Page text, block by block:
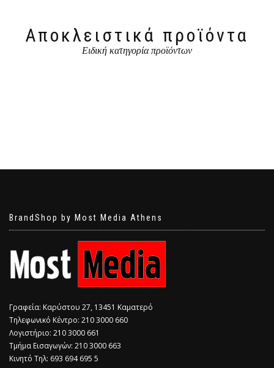
Αποκλειστικά προϊόντα
Ειδική κατηγορία προϊόντων
BrandShop by Most Media Athens
Γραφεία: Καρύστου 27, 13451 Καματερό
Τηλεφωνικό Κέντρο: 210 3000 660
Λογιστήριο: 210 3000 661
Τμήμα Εισαγωγών: 210 3000 663
Κινητό Τηλ: 693 694 695 5